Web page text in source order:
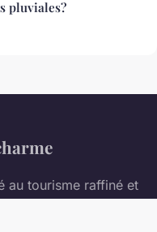
pluviales?
au tourisme raffiné et